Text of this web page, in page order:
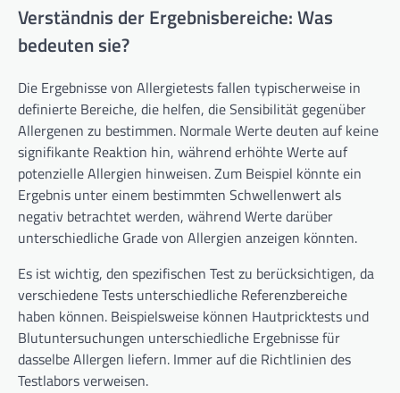
Verständnis der Ergebnisbereiche: Was
bedeuten sie?
Die Ergebnisse von Allergietests fallen typischerweise in
definierte Bereiche, die helfen, die Sensibilität gegenüber
Allergenen zu bestimmen. Normale Werte deuten auf keine
signifikante Reaktion hin, während erhöhte Werte auf
potenzielle Allergien hinweisen. Zum Beispiel könnte ein
Ergebnis unter einem bestimmten Schwellenwert als
negativ betrachtet werden, während Werte darüber
unterschiedliche Grade von Allergien anzeigen könnten.
Es ist wichtig, den spezifischen Test zu berücksichtigen, da
verschiedene Tests unterschiedliche Referenzbereiche
haben können. Beispielsweise können Hautpricktests und
Blutuntersuchungen unterschiedliche Ergebnisse für
dasselbe Allergen liefern. Immer auf die Richtlinien des
Testlabors verweisen.